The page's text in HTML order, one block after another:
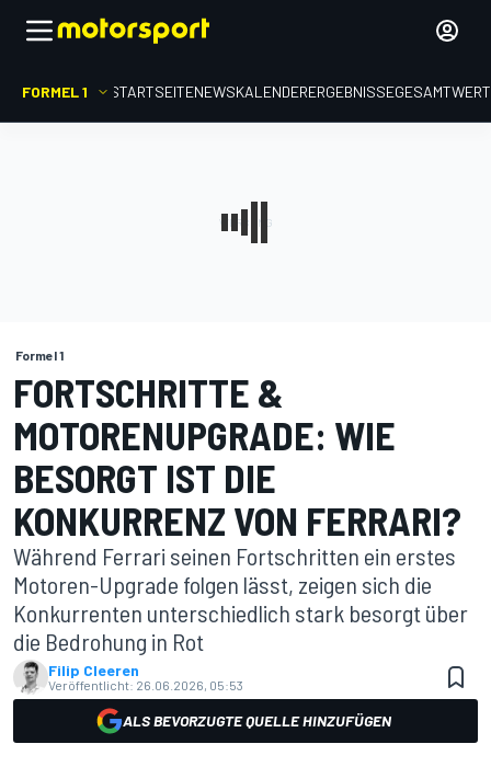
FORMEL 1 STARTSEITENEWSKALENDERERGEBNISSE
Formel 1
FORTSCHRITTE &
MOTORENUPGRADE: WIE
BESORGT IST DIE
KONKURRENZ VON FERRARI?
Während Ferrari seinen Fortschritten ein erstes
Motoren-Upgrade folgen lässt, zeigen sich die
Konkurrenten unterschiedlich stark besorgt über
die Bedrohung in Rot
Filip Cleeren
Veröffentlicht: 26.06.2026, 05:53
ALS BEVORZUGTE QUELLE HINZUFÜGEN